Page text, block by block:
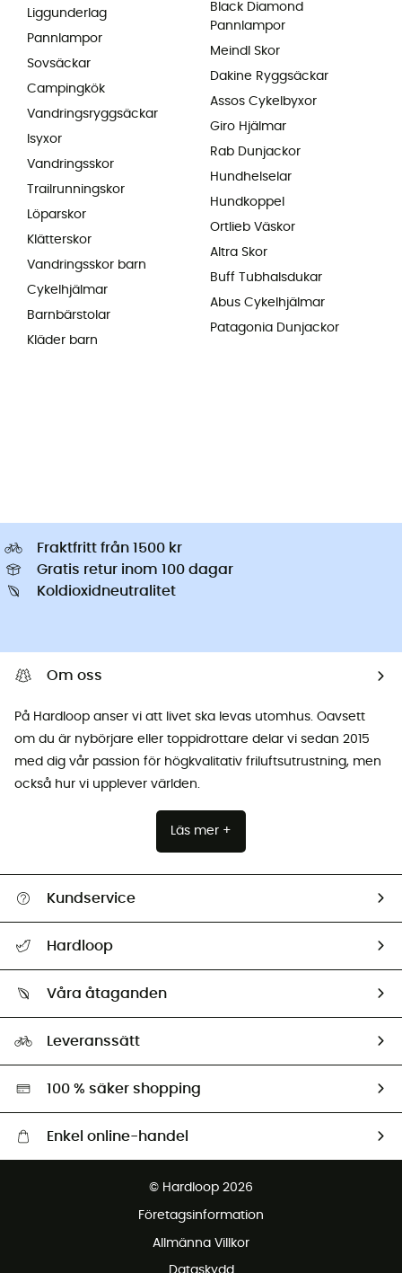
Liggunderlag
Pannlampor
Sovsäckar
Campingkök
Vandringsryggsäckar
Isyxor
Vandringsskor
Trailrunningskor
Löparskor
Klätterskor
Vandringsskor barn
Cykelhjälmar
Barnbärstolar
Kläder barn
Black Diamond
Pannlampor
Meindl Skor
Dakine Ryggsäckar
Assos Cykelbyxor
Giro Hjälmar
Rab Dunjackor
Hundhelselar
Hundkoppel
Ortlieb Väskor
Altra Skor
Buff Tubhalsdukar
Abus Cykelhjälmar
Patagonia Dunjackor
Fraktfritt från 1500 kr
Gratis retur inom 100 dagar
Koldioxidneutralitet
Om oss
På Hardloop anser vi att livet ska levas utomhus. Oavsett
om du är nybörjare eller toppidrottare delar vi sedan 2015
med dig vår passion för högkvalitativ friluftsutrustning, men
också hur vi upplever världen.
Läs mer +
Kundservice
Retur & återbetalning
Hardloop
Ambassadörer
Våra åtaganden
Miljöanpassat urval
Leveranssätt
100 % säker shopping
Enkel online-handel
© Hardloop 2026
Företagsinformation
Allmänna Villkor